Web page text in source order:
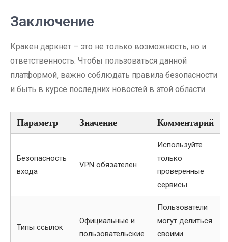
Заключение
Кракен даркнет – это не только возможность, но и
ответственность. Чтобы пользоваться данной
платформой, важно соблюдать правила безопасности
и быть в курсе последних новостей в этой области.
Параметр Значение Комментарий
Безопасность
входа
VPN обязателен
Используйте
только
проверенные
сервисы
Типы ссылок
Официальные и
пользовательские
Пользователи
могут делиться
своими